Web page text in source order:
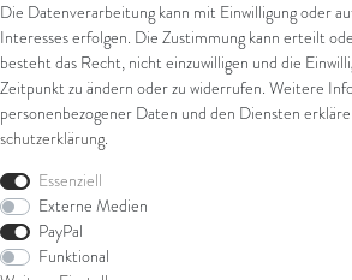
UPS
FedEx
Die Datenverarbeitung kann mit Einwilligung oder
Interesses erfolgen. Die Zustimmung kann erteilt
besteht das Recht, nicht einzuwilligen und die
Zeitpunkt zu ändern oder zu widerrufen. Weitere
personenbezogener Daten und den Diensten
schutz­erklärung.
Essenziell
Externe Medien
PayPal
Funktional